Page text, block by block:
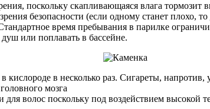
поскольку скапливающаяся влага тормозит
безопасности (если одному станет плохо,
время пребывания в парилке
или поплавать в бассейне.
кислороде в несколько раз. Сигареты,
мозга
волос поскольку под воздействием